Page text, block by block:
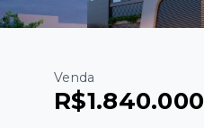
Venda
R$1.840.000